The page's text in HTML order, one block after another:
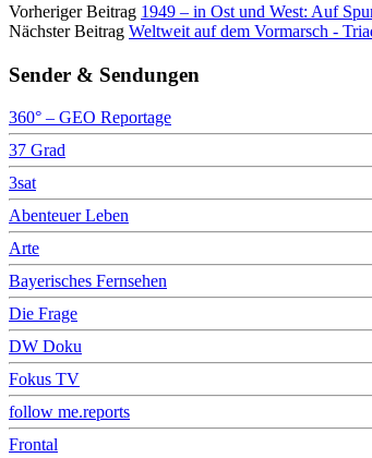
Vorheriger Beitrag 1949 – in Ost und West: Auf
Nächster Beitrag Weltweit auf dem Vormarsch -
Sender & Sendungen
360° – GEO Reportage
37 Grad
3sat
Abenteuer Leben
Arte
Bayerisches Fernsehen
Die Frage
DW Doku
Fokus TV
follow me.reports
Frontal